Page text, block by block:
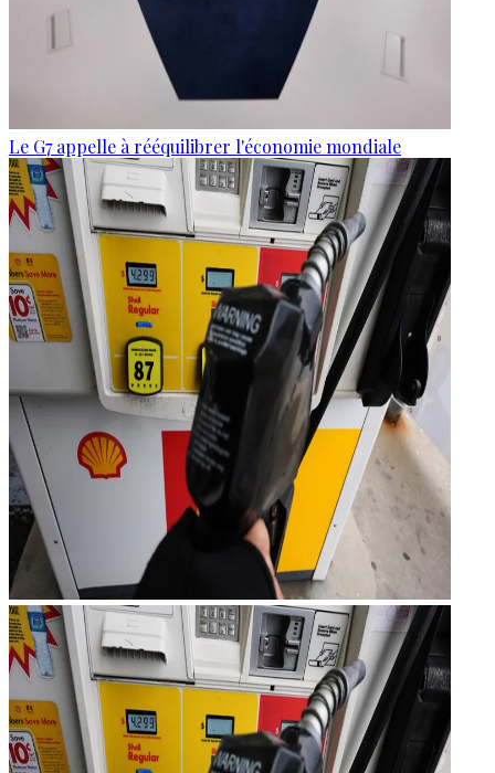
Le G7 appelle à rééquilibrer l'économie mondiale